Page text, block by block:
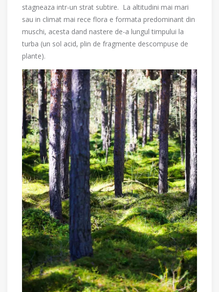
stagneaza intr-un strat subtire. La altitudini mai mari
sau in climat mai rece flora e formata predominant din
muschi, acesta dand nastere de-a lungul timpului la
turba (un sol acid, plin de fragmente descompuse de
plante).